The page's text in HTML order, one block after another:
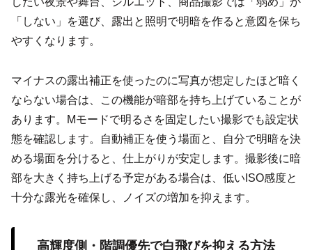
「しない」を選び、露出と照明で明暗を作ると意図を保ち
やすくなります。
マイナスの露出補正を使ったのに写真が想定したほど暗く
ならない場合は、この機能が暗部を持ち上げていることが
あります。Mモードで明るさを固定したい撮影でも設定状
態を確認します。自動補正を使う場面と、自分で明暗を決
める場面を分けると、仕上がりが安定します。撮影後に暗
部を大きく持ち上げる予定がある場合は、低いISO感度と
十分な露光を確保し、ノイズの増加を抑えます。
高輝度側・階調優先で白飛びを抑える方法